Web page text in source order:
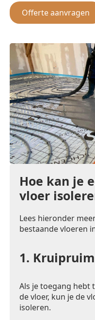
Offerte aanvragen
Hoe kan je
vloer
Lees hieronder
bestaande vloeren
1.
Als je toegang
de vloer, kun je de
isoleren.